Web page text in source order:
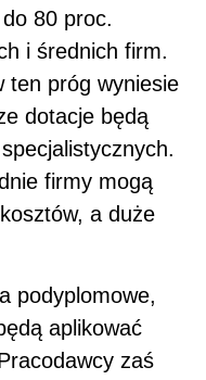
80 proc.
i średnich firm.
ten próg wyniesie
dotacje będą
firmy mogą
a duże
podyplomowe,
aplikować
zaś